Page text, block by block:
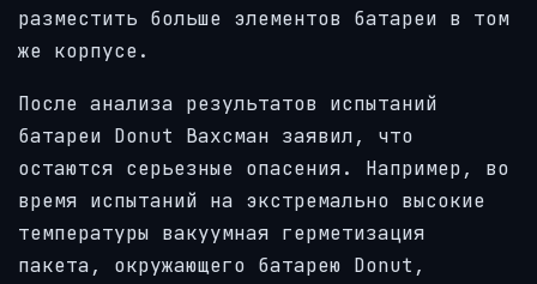
разместить больше элементов батареи в том
же корпусе.
После анализа результатов испытаний
батареи Donut Вахсман заявил, что
остаются серьезные опасения. Например, во
время испытаний на экстремально высокие
температуры вакуумная герметизация
пакета, окружающего батарею Donut,